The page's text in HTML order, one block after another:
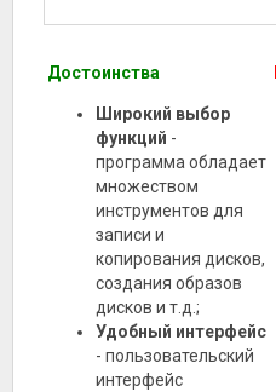
Достоинства
Широкий выбор
функций -
программа обладает
множеством
инструментов для
записи и
копирования дисков,
создания образов
дисков и т.д.;
Удобный интерфейс
- пользовательский
интерфейс